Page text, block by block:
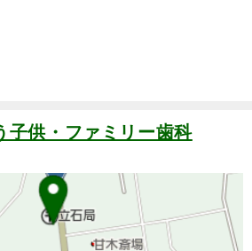
子供・ファミリー歯科